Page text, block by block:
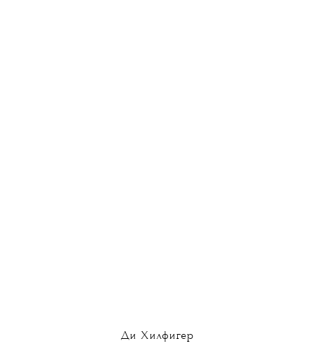
Ди Хилфигер